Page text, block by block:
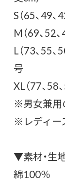
S（65、49
M（69、52
L（73、55
号
XL（77、58
※男女兼用
※レディー
▼素材・生
綿100％